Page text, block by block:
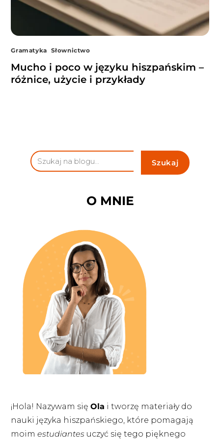
Gramatyka Słownictwo
Mucho i poco w języku hiszpańskim –
różnice, użycie i przykłady
O MNIE
¡Hola! Nazywam sięOla i tworzę materiały do
nauki języka hiszpańskiego, które pomagają
moimestudiantes uczyć się tego pięknego